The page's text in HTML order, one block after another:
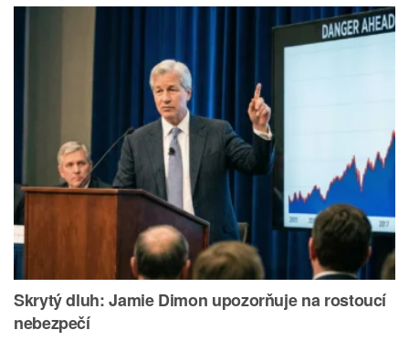
Skrytý dluh: Jamie Dimon upozorňuje na rostoucí
nebezpečí